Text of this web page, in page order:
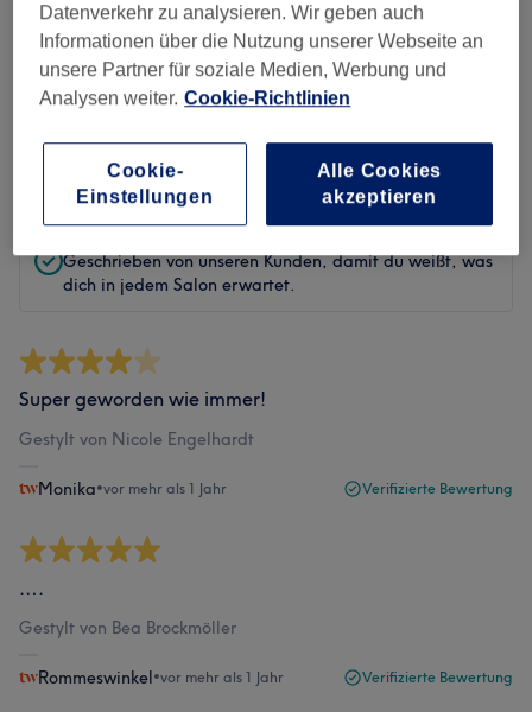
Bewertungen filtern
Bewertung Nach Sternen filtern
Geschrieben von unseren Kunden, damit du weißt, was
dich in jedem Salon erwartet.
Super geworden wie immer!
Gestylt von Nicole Engelhardt
Monika•vor mehr als 1 Jahr Verifizierte Bewertung
….
Gestylt von Bea Brockmöller
Rommeswinkel•vor mehr als 1 Jahr Verifizierte Bewertung
Datenverkehr zu analysieren. Wir geben auch
Informationen über die Nutzung unserer Webseite an
unsere Partner für soziale Medien, Werbung und
Analysen weiter. Cookie-Richtlinien
Cookie-
Einstellungen
Alle Cookies
akzeptieren